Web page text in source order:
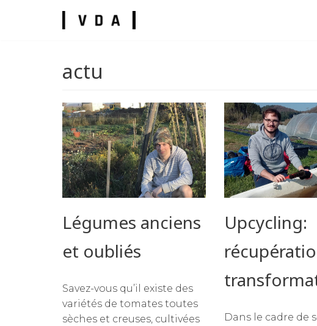
actu
Légumes anciens
et oubliés
Savez-vous qu’il existe des
variétés de tomates toutes
sèches et creuses, cultivées
Upcycling:
Dans le cadre de